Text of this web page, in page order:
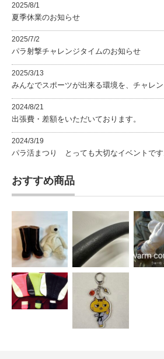
2025/8/1
夏季休業のお知らせ
2025/7/2
パラ射撃チャレンジタイムのお知らせ
2025/3/13
みんなでスポーツが出来る環境を、チャレ
2024/8/21
出張費・差額をいただいております。
2024/3/19
パラ活まつり とっても大切なイベントです
おすすめ商品